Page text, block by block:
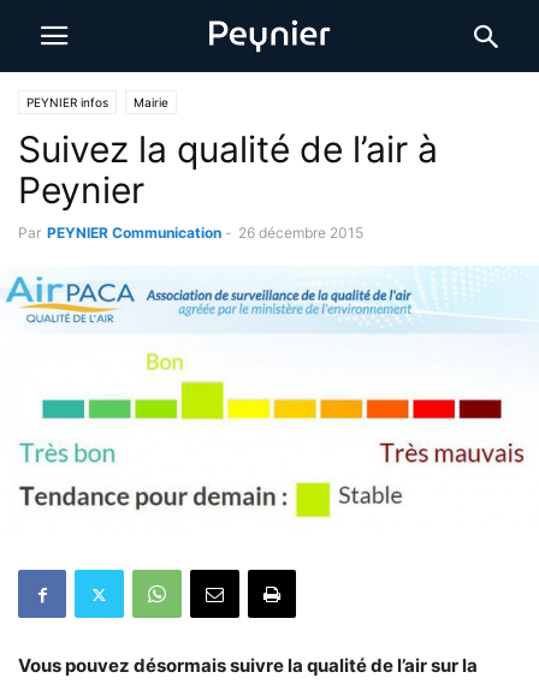
PEYNIER infos Mairie
Suivez la qualité de l’air à
Peynier
Par PEYNIER Communication - 26 décembre 2015
Vous pouvez désormais suivre la qualité de l’air sur la